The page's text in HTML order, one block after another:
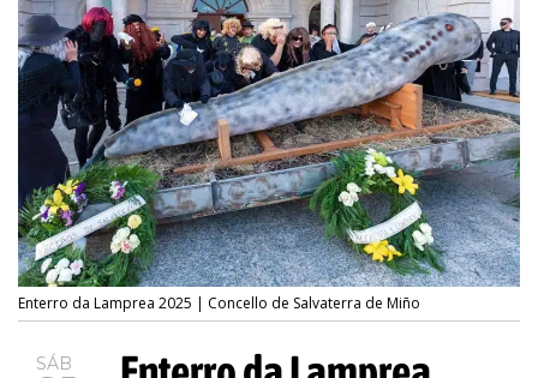
Enterro da Lamprea 2025 | Concello de Salvaterra de Miño
SÁB